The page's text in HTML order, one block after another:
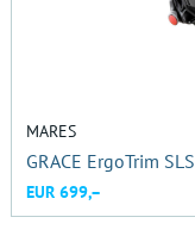
MARES
GRACE ErgoTrim SLS
EUR 699,–